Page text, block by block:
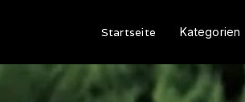
Startseite Kategorien